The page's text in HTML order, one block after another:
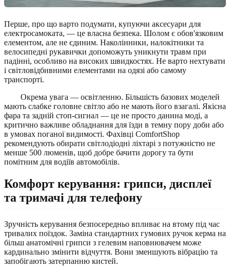
Перше, про що варто подумати, купуючи аксесуари для
електросамоката, — це власна безпека. Шолом є обов'язковим
елементом, але не єдиним. Наколінники, налокітники та
велосипедні рукавички допоможуть уникнути травм при
падінні, особливо на високих швидкостях. Не варто нехтувати
і світловідбивними елементами на одязі або самому
транспорті.
Окрема увага — освітленню. Більшість базових моделей
мають слабке головне світло або не мають його взагалі. Якісна
фара та задній стоп-сигнал — це не просто данина моді, а
критично важливе обладнання для їзди в темну пору доби або
в умовах поганої видимості. Фахівці ComfortShop
рекомендують обирати світлодіодні ліхтарі з потужністю не
менше 500 люменів, щоб добре бачити дорогу та бути
помітним для водіїв автомобілів.
Комфорт керування: грипси, дисплеї
та тримачі для телефону
Зручність керування безпосередньо впливає на втому під час
тривалих поїздок. Заміна стандартних гумових ручок керма на
більш анатомічні грипси з гелевим наповнювачем може
кардинально змінити відчуття. Вони зменшують вібрацію та
запобігають затерпанню кистей.